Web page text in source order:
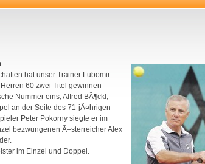
hat unser Trainer Lubomir
60 zwei Titel gewinnen
Nummer eins, Alfred BÃ¶ckl,
an der Seite des 71-jÃ¤hrigen
Peter Pokorny siegte er im
bezwungenen Ã–sterreicher Alex
im Einzel und Doppel.